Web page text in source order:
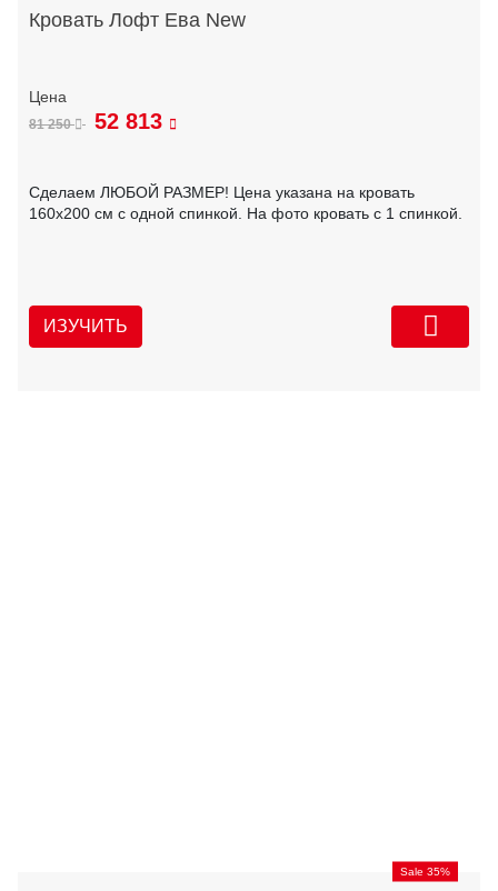
Кровать Лофт Ева New
81 250 52 813
Сделаем ЛЮБОЙ РАЗМЕР! Цена указана на кровать
160х200 см с одной спинкой. На фото кровать с 1 спинкой.
ИЗУЧИТЬ
Sale 35%